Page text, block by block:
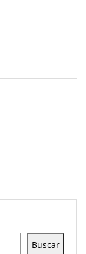
Buscar